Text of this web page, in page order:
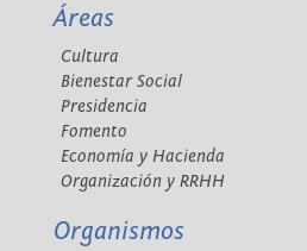
Áreas
Cultura
Bienestar Social
Presidencia
Fomento
Economía y Hacienda
Organización y RRHH
Organismos